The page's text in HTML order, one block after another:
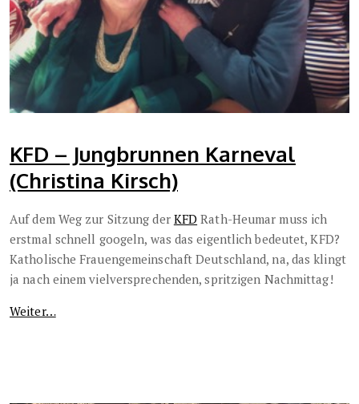
KFD – Jungbrunnen Karneval
(Christina Kirsch)
Auf dem Weg zur Sitzung der KFD Rath-Heumar muss ich
erstmal schnell googeln, was das eigentlich bedeutet, KFD?
Katholische Frauengemeinschaft Deutschland, na, das klingt
ja nach einem vielversprechenden, spritzigen Nachmittag!
Weiter…